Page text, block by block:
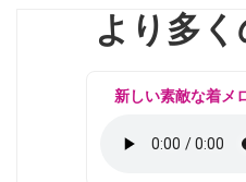
より多
新しい素敵な着